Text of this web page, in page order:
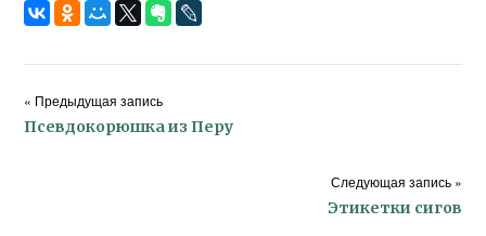
« Предыдущая запись
Псевдокорюшка из Перу
Следующая запись »
Этикетки сигов